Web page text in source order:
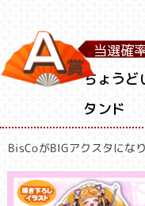
当選確
ちょうど
タンド
BisCoがBIGアクスタにな